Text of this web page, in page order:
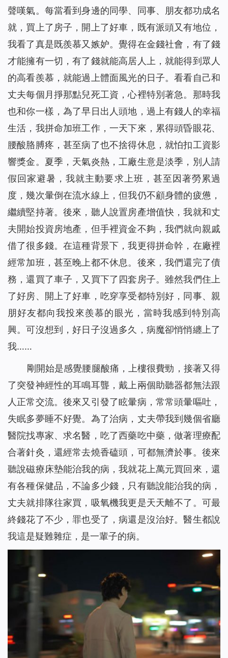
聲嘆氣。每當看到身邊的同學、同事、朋友都功成名
就，買上了房子，開上了好車，既有派頭又有地位，
我看了真是既羨慕又嫉妒。覺得在金錢社會，有了錢
才能擁有一切，有了錢就能高居人上，就能得到眾人
的高看羨慕，就能過上體面風光的日子。看看自己和
丈夫每個月掙那點兒死工資，心裡特別著急。那時我
也和你一樣，為了早日出人頭地，過上有錢人的幸福
生活，我拼命加班工作，一天下來，累得頭昏眼花、
腰酸胳膊疼，甚至病了也不捨得休息，就怕扣工資影
響獎金。夏季，天氣炎熱，工廠生意是淡季，別人請
假回家避暑，我就主動要求上班，甚至因著勞累過
度，幾次暈倒在流水線上，但我仍不顧身體的疲憊，
繼續堅持著。後來，聽人說置房產增值快，我就和丈
夫開始投資房地產，但手裡資金不夠，我們就向親戚
借了很多錢。在這種背景下，我更得拼命幹，在廠裡
經常加班，甚至晚上都不休息。後來，我們還完了債
務，還買了車子，又買下了四套房子。雖然我們住上
了好房、開上了好車，吃穿享受都特別好，同事、親
朋好友都向我投來羨慕的眼光，當時我感到特別高
興。可沒想到，好日子沒過多久，病魔卻悄悄纏上了
我……
剛開始是感覺腰腿酸痛，上樓很費勁，接著又得
了突發神經性的耳鳴耳聾，戴上兩個助聽器都無法跟
人正常交流。後來又引發了眩暈病，常常頭暈嘔吐，
失眠多夢睡不好覺。為了治病，丈夫帶我到幾個省廳
醫院找專家、求名醫，吃了西藥吃中藥，做著理療配
合著針灸，還經常去燒香磕頭，可都無濟於事。後來
聽說磁療床墊能治我的病，我就花上萬元買回來，還
有各種保健品，不論多少錢，只有聽說能治我的病，
丈夫就排隊往家買，吸氧機我更是天天離不了。可最
終錢花了不少，罪也受了，病還是沒治好。醫生都說
我這是疑難雜症，是一輩子的病。